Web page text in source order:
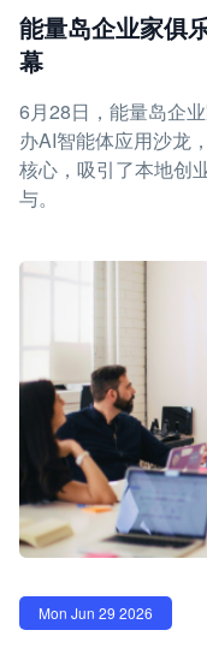
能量岛企业家俱
幕
6月28日，能量岛企
办AI智能体应用沙龙
核心，吸引了本地创
与。
Mon Jun 29 2026